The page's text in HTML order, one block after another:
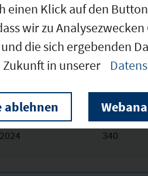
obenstehend!
2024
350
2024 340
einen Klick auf den
wir zu
die sich ergebenden
in unserer
ablehnen